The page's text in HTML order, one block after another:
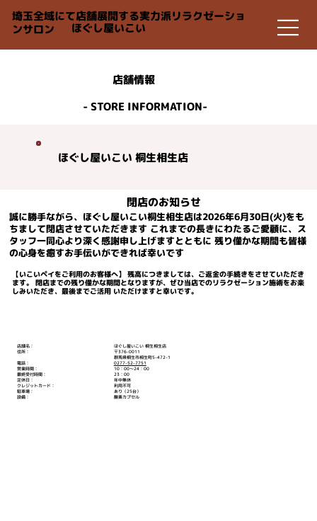
埼玉全域にて店舗展開する実力派リラクゼーショ
ンサロン
ほぐし屋いこい
店舗情報
- STORE INFORMATION-
ほぐし屋いこい 桐生相生店
閉店のお知らせ
誠に勝手ながら、ほぐし屋いこい桐生相生店は2026年6月30日(火)をも
ちまして閉店させていただきます これまでの長きにわたるご愛顧に、ス
タッフ一同心より深く感謝申し上げますとともに 残り僅かな期間も皆様
の心身を癒すお手伝いができれば幸いです
【いこいペイをご利用のお客様へ】 残高につきましては、ご返金の手続きをさせていただき
ます。 閉店までの残り僅かな期間となりますが、ぜひ当店でのリラクゼーション施術をお楽
しみいただき、最後までご活用 いただけますと幸いです。
店舗名：
住所：
電話：
営業時間：
最終受付時間：
定休日：
クレジットカード：
駐車場：
設備：
ほぐし屋いこい 桐生相生店
〒376-0011
群馬県桐生市相生町5-472-1
0277-52-7751
10：00～24：00
23：00
年中無休
利用不可
あり（25台）
酸素カプセル